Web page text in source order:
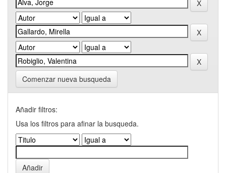
Comenzar nueva busqueda
Añadir filtros:
Usa los filtros para afinar la busqueda.